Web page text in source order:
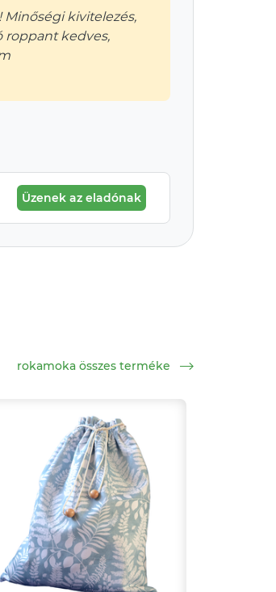
Minőségi kivitelezés,
roppant kedves,
Üzenek az eladónak
rokamoka összes terméke